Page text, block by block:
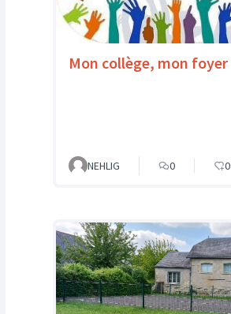
Mon collège, mon foyer
NEHLIG 0 0